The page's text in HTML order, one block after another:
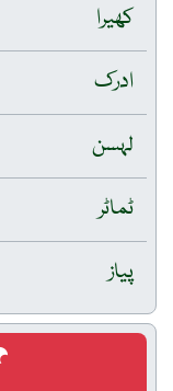
کھیرا
ادرک
لہسن
ٹماٹر
پیاز